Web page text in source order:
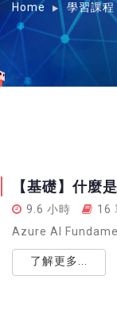
Home 學習課程
【基礎】什麼
9.6 小時 16
Azure AI
了解更多...